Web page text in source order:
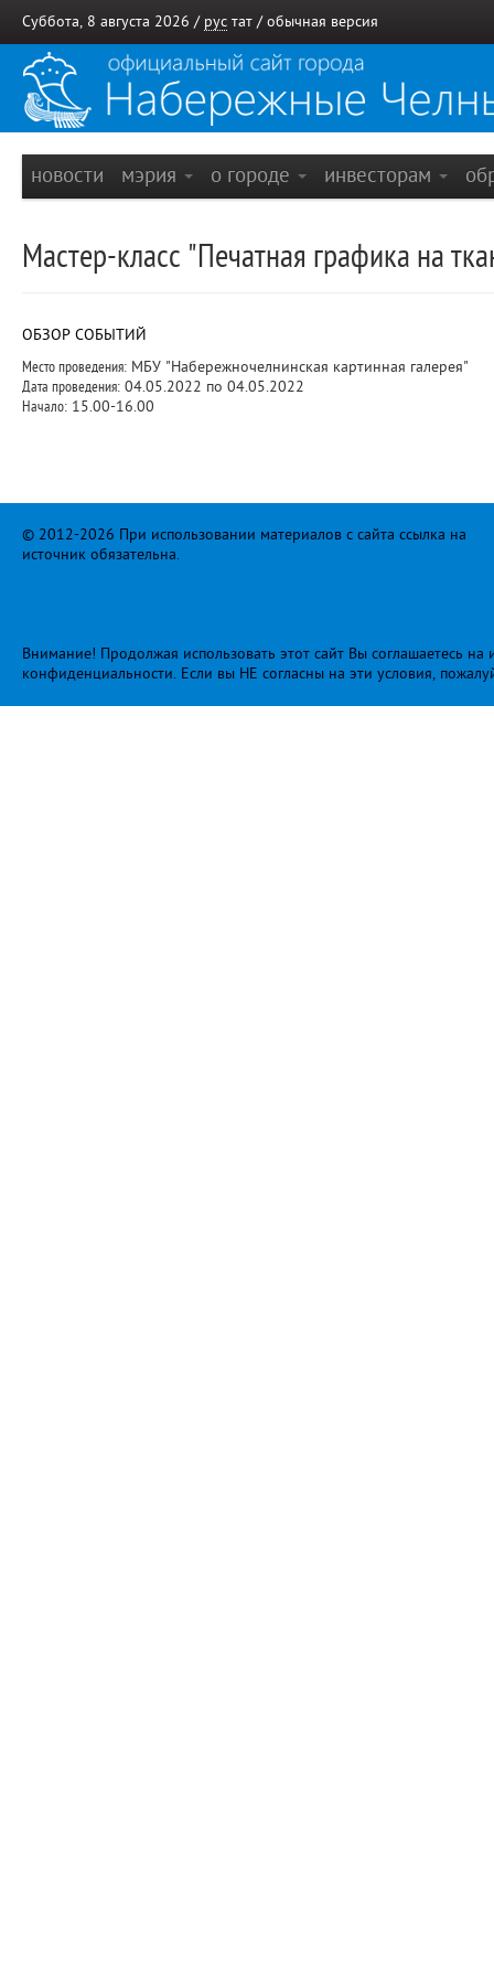
Суббота, 8 августа 2026 / рус тат / обычная версия
новости мэрия о городе инвесторам
Мастер-класс "Печатная графика на
ОБЗОР СОБЫТИЙ
Место проведения: МБУ "Набережночелнинская картинная галерея"
Дата проведения: 04.05.2022 по 04.05.2022
Начало: 15.00-16.00
© 2012-2026 При использовании материалов с сайта ссылка на
источник обязательна.
Внимание! Продолжая использовать этот сайт Вы соглашаетесь
конфиденциальности. Если вы НЕ согласны на эти условия,